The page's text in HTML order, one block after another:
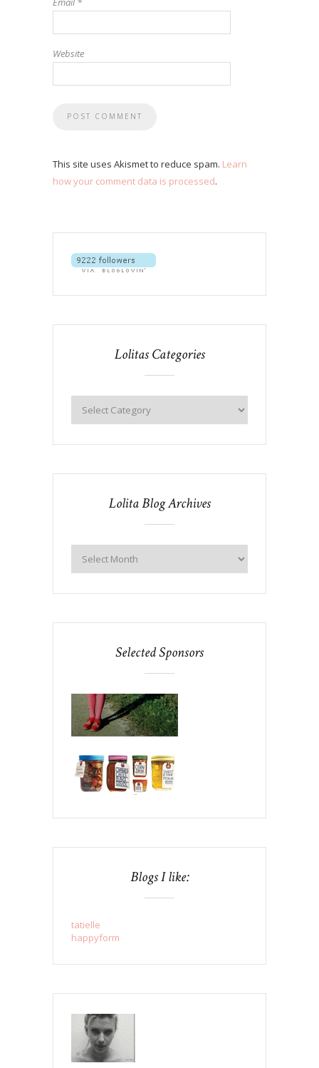
Website
This site uses Akismet to reduce spam. Learn
how your comment data is processed.
Lolitas Categories
Lolita Blog Archives
Selected Sponsors
Blogs I like:
tatielle
happyform